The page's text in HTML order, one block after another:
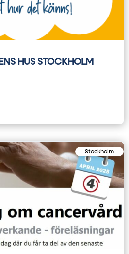
HUS STOCKHOLM
Stockholm